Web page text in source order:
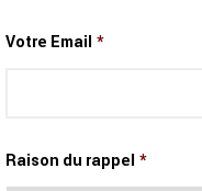
Votre Email *
Raison du rappel *